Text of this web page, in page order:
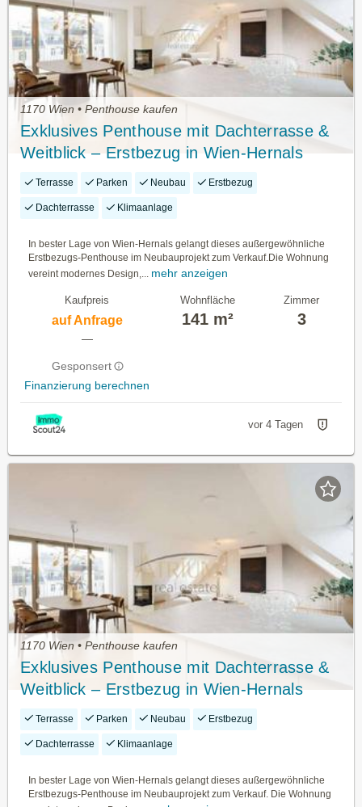
1170 Wien • Penthouse kaufen
Exklusives Penthouse mit Dachterrasse &
Weitblick – Erstbezug in Wien-Hernals
Terrasse Parken Neubau Erstbezug
Dachterrasse Klimaanlage
In bester Lage von Wien-Hernals gelangt dieses außergewöhnliche
Erstbezugs-Penthouse im Neubauprojekt zum Verkauf.Die Wohnung
vereint modernes Design,... mehr anzeigen
Kaufpreis
auf Anfrage
—
Gesponsert
Finanzierung berechnen
Wohnfläche
141 m²
Zimmer
3
vor 4 Tagen
1170 Wien • Penthouse kaufen
Exklusives Penthouse mit Dachterrasse &
Weitblick – Erstbezug in Wien-Hernals
Terrasse Parken Neubau Erstbezug
Dachterrasse Klimaanlage
In bester Lage von Wien-Hernals gelangt dieses außergewöhnliche
Erstbezugs-Penthouse im Neubauprojekt zum Verkauf. Die Wohnung